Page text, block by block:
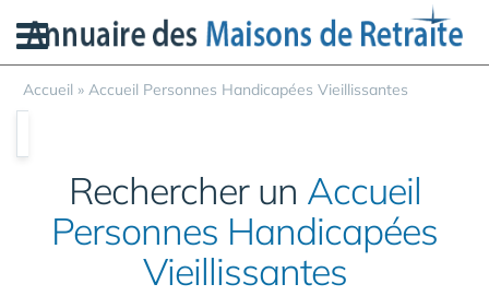
Accueil » Accueil Personnes Handicapées Vieillissantes
Rechercher un Accueil
Personnes Handicapées
Vieillissantes
Panneau de gestion des cookies